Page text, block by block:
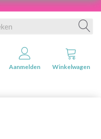
Aanmelden Winkelwagen